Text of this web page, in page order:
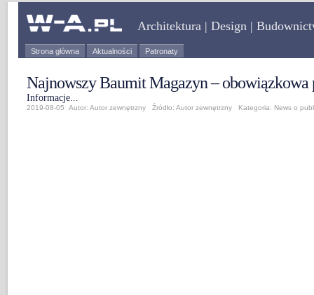
Architektura | Design |
Strona główna Aktualności Patronaty
Najnowszy Baumit Magazyn –
Informacje...
2019-08-05 Autor: Autor zewnętrzny Źródło: Autor zewnętrzny Kategoria: News o